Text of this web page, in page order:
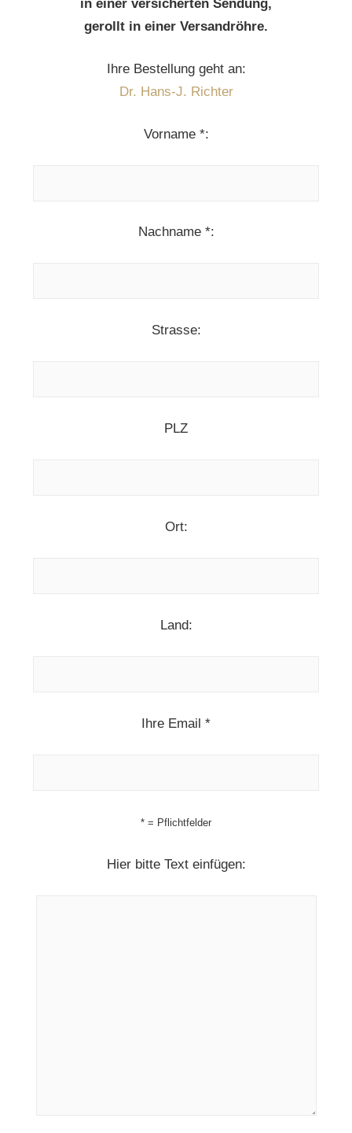
in einer versicherten Sendung,
gerollt in einer Versandröhre.
Ihre Bestellung geht an:
Dr. Hans-J. Richter
Vorname *:
Nachname *:
Strasse:
PLZ
Ort:
Land:
Ihre Email *
* = Pflichtfelder
Hier bitte Text einfügen: